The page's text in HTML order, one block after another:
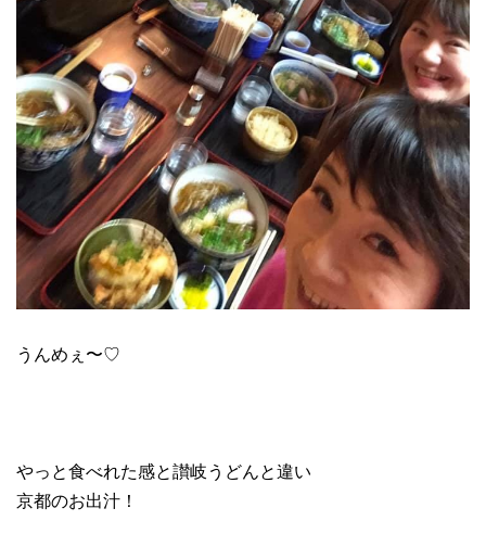
うんめぇ〜♡
やっと食べれた感と讃岐うどんと違い
京都のお出汁！